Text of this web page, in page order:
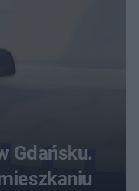
Gdańsku.